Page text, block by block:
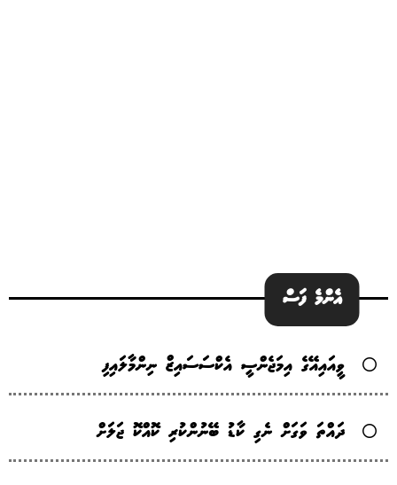
އެންމެ ފަސް
ވީއައިއޭގެ އިމަޖެންސީ އެކްސަސައިޒް ނިންމާލައިފި
ދައްތަ ވަގަށް ނެގި ކާޑު ބޭނުންކުރި ކޮއްކޮ ޖަލަށް